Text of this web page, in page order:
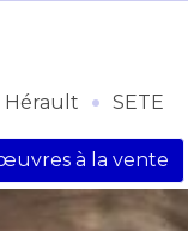
Hérault · SETE
à la vente